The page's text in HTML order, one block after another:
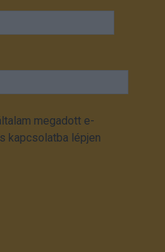
megadott e-
kapcsolatba lépjen